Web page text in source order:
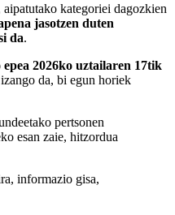
aipatutako kategoriei dagozkien
jasotzen duten
da.
2026ko uztailaren 17tik
da, bi egun horiek
pertsonen
esan zaie, hitzordua
informazio gisa,